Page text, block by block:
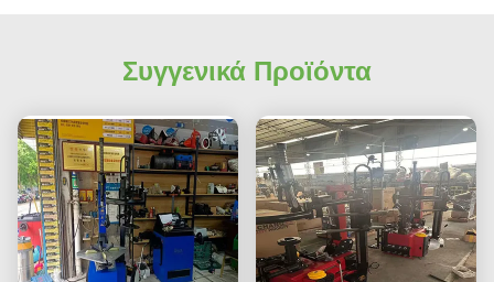
Συγγενικά Προϊόντα